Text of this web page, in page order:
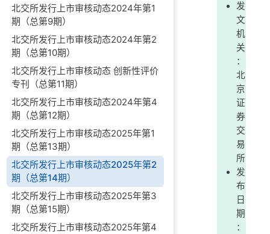
北交所发行上市审核动态2024年第1
期（总第9期）
北交所发行上市审核动态2024年第2
期（总第10期）
北交所发行上市审核动态 创新性评价
专刊（总第11期）
北交所发行上市审核动态2024年第4
期（总第12期）
北交所发行上市审核动态2025年第1
期（总第13期）
北交所发行上市审核动态2025年第2
期（总第14期）
北交所发行上市审核动态2025年第3
期（总第15期）
北交所发行上市审核动态2025年第4
发
文
机
关
：
北
京
证
券
交
易
所
发
布
日
期
：